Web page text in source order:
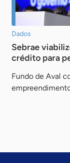
Dados
Sebrae
crédito para
Fundo de Aval